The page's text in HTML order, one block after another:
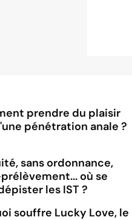
prendre du plaisir
pénétration anale ?
sans ordonnance,
où se
les IST ?
souffre Lucky Love, le